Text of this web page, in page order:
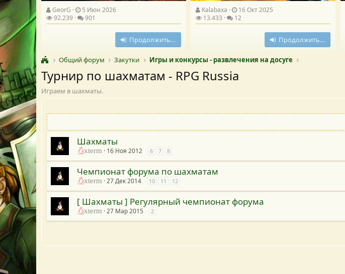
GeorG
5 Июн 2026
92.239
901
Продолжить…
Kalabaxa
16 Окт 2025
13.433
12
Продолжить…
Общий форум Закутки Игры и конкурсы - развлечения на досуге
Турнир по шахматам - RPG Russia
Играем в шахматы.
Шахматы
xterm 16 Ноя 2012 6 7 8
Чемпионат форума по шахматам
xterm 27 Дек 2014 10 11 12
[ Шахматы ] Регулярный чемпионат форума
xterm 27 Мар 2015 2